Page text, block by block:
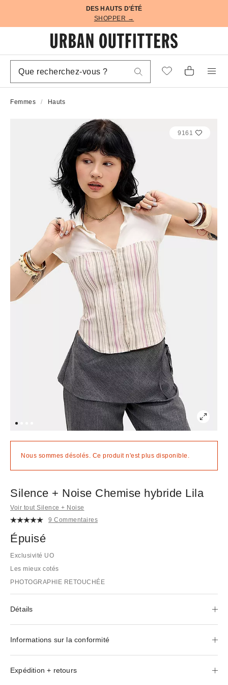
DES HAUTS D'ÉTÉ
SHOPPER →
Femmes Hauts
9161
Nous sommes désolés. Ce produit n'est plus disponible.
Silence + Noise Chemise hybride Lila
Voir tout Silence + Noise
9 Commentaires
Épuisé
Exclusivité UO
Les mieux cotés
PHOTOGRAPHIE RETOUCHÉE
Détails
Informations sur la conformité
Expédition + retours